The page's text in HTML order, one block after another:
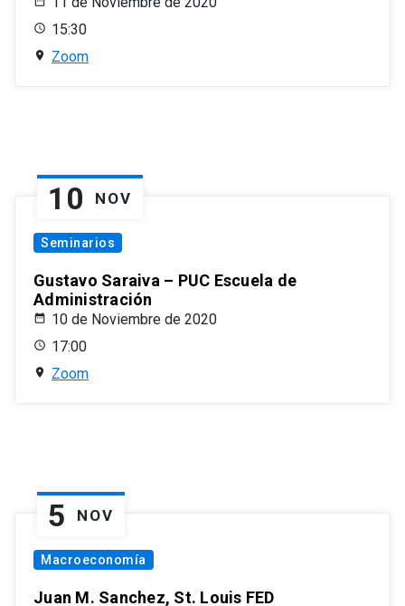
15:30
Zoom
10 NOV
Seminarios
Gustavo Saraiva – PUC Escuela de
Administración
10 de Noviembre de 2020
17:00
Zoom
5 NOV
Macroeconomía
Juan M. Sanchez, St. Louis FED